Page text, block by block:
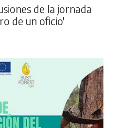
de la jornada
de un oficio'